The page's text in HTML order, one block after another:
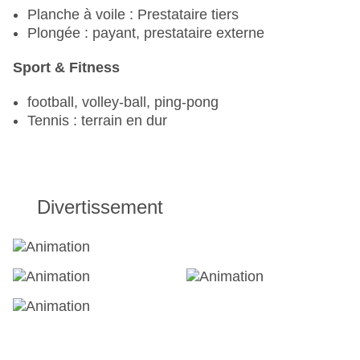
Planche à voile : Prestataire tiers
Plongée : payant, prestataire externe
Sport & Fitness
football, volley-ball, ping-pong
Tennis : terrain en dur
Divertissement